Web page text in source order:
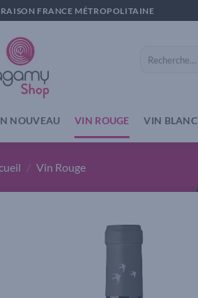
FRANCE MÉTROPOLITAINE
pour :
NOUVEAU VIN ROUGE VIN BLANC
/ Vin Rouge